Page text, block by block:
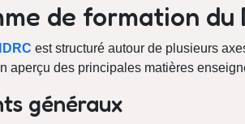
de formation du
est structuré autour de plusieurs
aperçu des principales matières
généraux